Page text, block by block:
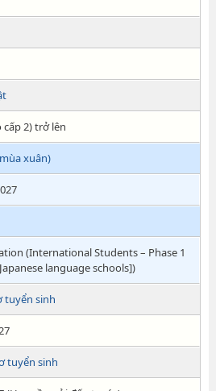
2) trở lên
xuân)
(International Students – Phase 1
language schools])
tuyển sinh
tuyển sinh